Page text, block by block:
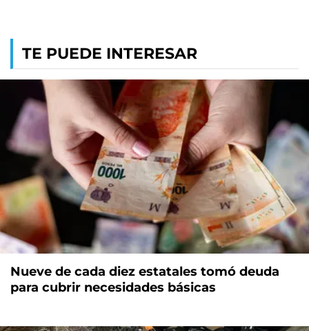
TE PUEDE INTERESAR
Nueve de cada diez estatales tomó deuda
para cubrir necesidades básicas